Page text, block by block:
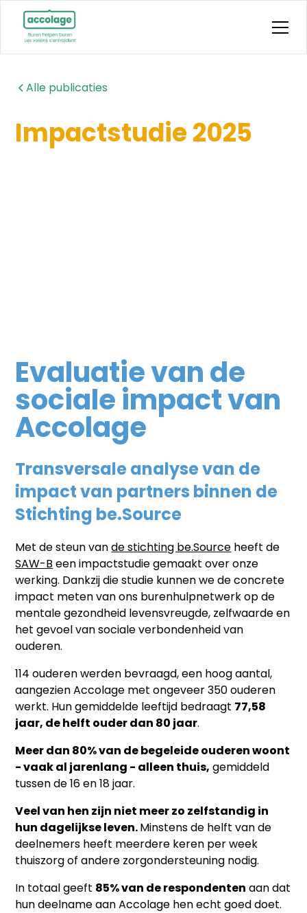
Alle publicaties
Impactstudie 2025
Evaluatie van de
sociale impact van
Accolage
Transversale analyse van de
impact van partners binnen de
Stichting be.Source
Met de steun vande stichting be.Source heeft de
SAW-B een impactstudie gemaakt over onze
werking. Dankzij die studie kunnen we de concrete
impact meten van ons burenhulpnetwerk op de
mentale gezondheid levensvreugde, zelfwaarde en
het gevoel van sociale verbondenheid van
ouderen.
114 ouderen werden bevraagd, een hoog aantal,
aangezien Accolage met ongeveer 350 ouderen
werkt. Hun gemiddelde leeftijd bedraagt 77,58
jaar, de helft ouder dan 80 jaar.
Meer dan 80% van de begeleide ouderen woont
- vaak al jarenlang - alleen thuis, gemiddeld
tussen de 16 en 18 jaar.
Veel van hen zijn niet meer zo zelfstandig in
hun dagelijkse leven.Minstens de helft van de
deelnemers heeft meerdere keren per week
thuiszorg of andere zorgondersteuning nodig.
In totaal geeft 85% van de respondenten aan dat
hun deelname aan Accolage hen echt goed doet.